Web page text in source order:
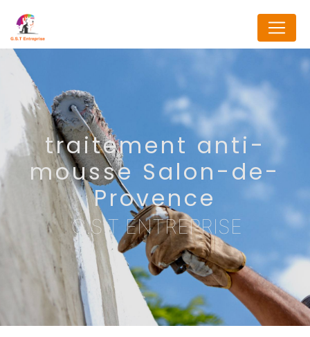
traitement anti-
mousse Salon-de-
Provence
G.S.T ENTREPRISE